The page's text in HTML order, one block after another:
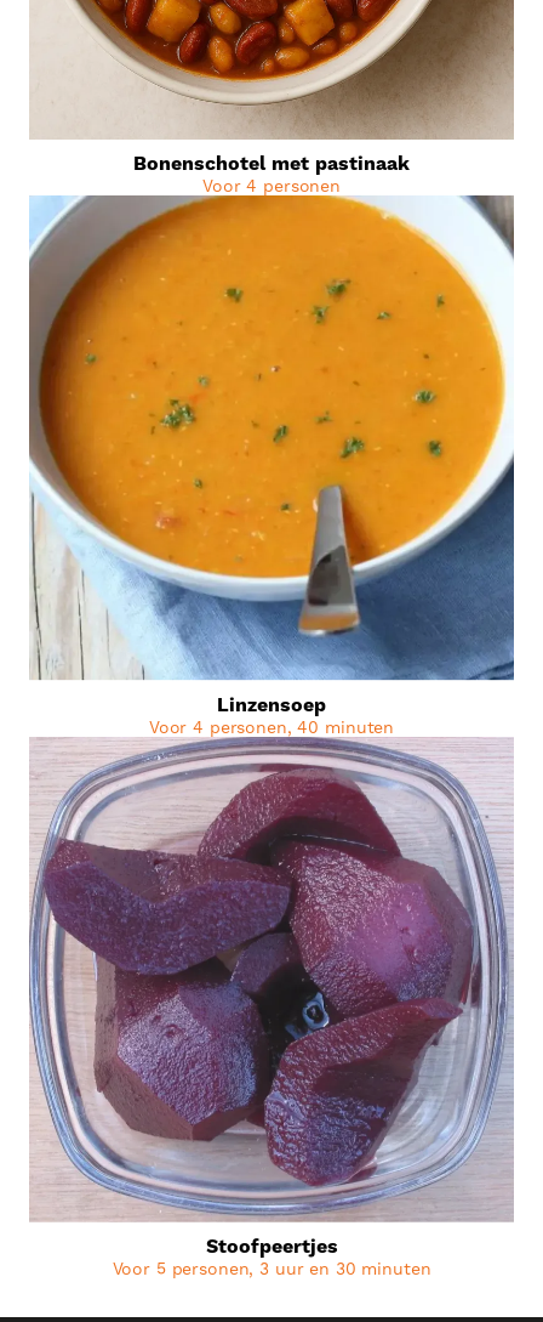
Bonenschotel met pastinaak
Voor 4 personen
Linzensoep
Voor 4 personen, 40 minuten
Stoofpeertjes
Voor 5 personen, 3 uur en 30 minuten